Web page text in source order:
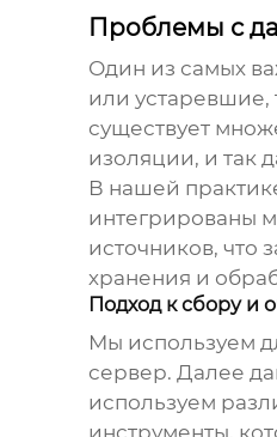
Проблемы с
Один из самых
или устаревшие,
существует
изоляции, и так
В нашей
интегрированы
источников, что
хранения и
Подход к сбору и
Мы используем
сервер. Далее
используем